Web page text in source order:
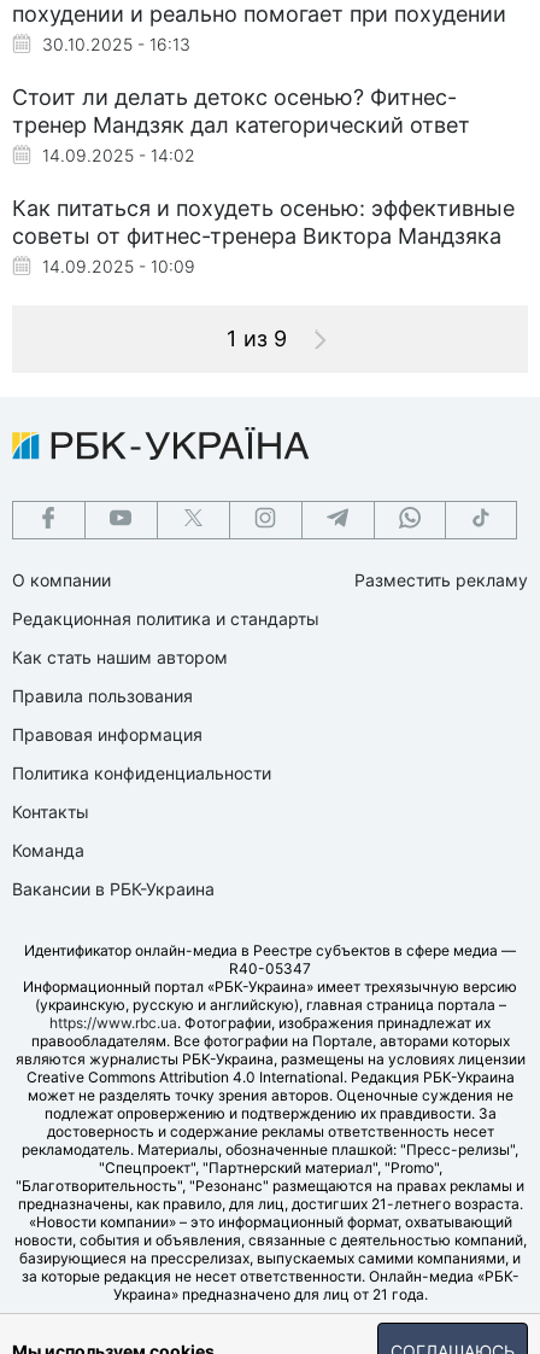
похудении и реально помогает при похудении
30.10.2025 - 16:13
Стоит ли делать детокс осенью? Фитнес-
тренер Мандзяк дал категорический ответ
14.09.2025 - 14:02
Как питаться и похудеть осенью: эффективные
советы от фитнес-тренера Виктора Мандзяка
14.09.2025 - 10:09
1 из 9
О компании
Редакционная политика и стандарты
Как стать нашим автором
Правила пользования
Правовая информация
Политика конфиденциальности
Контакты
Команда
Вакансии в РБК-Украина
Разместить рекламу
Идентификатор онлайн-медиа в Реестре субъектов в сфере медиа —
R40-05347
Информационный портал «РБК-Украина» имеет трехязычную версию
(украинскую, русскую и английскую), главная страница портала –
https://www.rbc.ua. Фотографии, изображения принадлежат их
правообладателям. Все фотографии на Портале, авторами которых
являются журналисты РБК-Украина, размещены на условиях лицензии
Creative Commons Attribution 4.0 International. Редакция РБК-Украина
может не разделять точку зрения авторов. Оценочные суждения не
подлежат опровержению и подтверждению их правдивости. За
достоверность и содержание рекламы ответственность несет
рекламодатель. Материалы, обозначенные плашкой: "Пресс-релизы",
"Спецпроект", "Партнерский материал", "Promo",
"Благотворительность", "Резонанс" размещаются на правах рекламы и
предназначены, как правило, для лиц, достигших 21-летнего возраста.
«Новости компании» – это информационный формат, охватывающий
новости, события и объявления, связанные с деятельностью компаний,
базирующиеся на прессрелизах, выпускаемых самими компаниями, и
за которые редакция не несет ответственности. Онлайн-медиа «РБК-
Украина» предназначено для лиц от 21 года.
© LLC "UBT MEDIA", 2006-2026.